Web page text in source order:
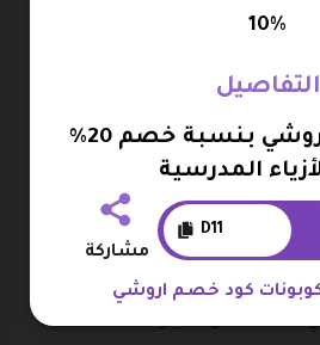
المستحقة من إجمالي الفاتورة
أو إتمام الطلب للانتقال إلى
التواصل المطلوبة بدقة.
وفقًا لاحتياجاتك.
تفضلها من الخيارات المتاحة.
10%
التفاصيل
كوبون خصم اروشي بنسبة خصم 20%
المدرسية
D11
مشاركة
كود خصم اروشي